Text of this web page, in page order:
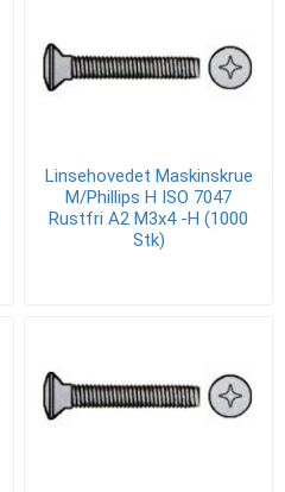
Linsehovedet Maskinskrue
M/Phillips H ISO 7047
Rustfri A2 M3x4 -H (1000
Stk)